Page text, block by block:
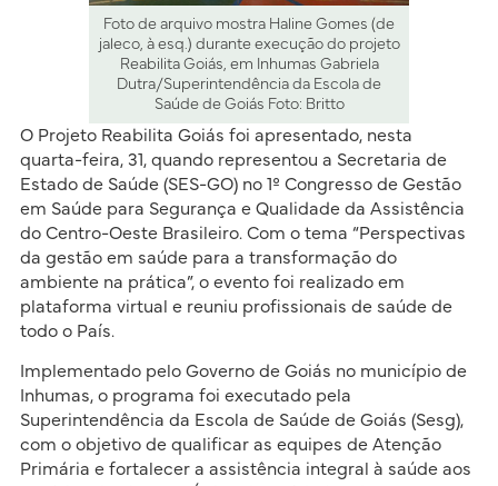
Foto de arquivo mostra Haline Gomes (de
jaleco, à esq.) durante execução do projeto
Reabilita Goiás, em Inhumas Gabriela
Dutra/Superintendência da Escola de
Saúde de Goiás Foto: Britto
O Projeto Reabilita Goiás foi apresentado, nesta
quarta-feira, 31, quando representou a Secretaria de
Estado de Saúde (SES-GO) no 1º Congresso de Gestão
em Saúde para Segurança e Qualidade da Assistência
do Centro-Oeste Brasileiro. Com o tema “Perspectivas
da gestão em saúde para a transformação do
ambiente na prática”, o evento foi realizado em
plataforma virtual e reuniu profissionais de saúde de
todo o País.
Implementado pelo Governo de Goiás no município de
Inhumas, o programa foi executado pela
Superintendência da Escola de Saúde de Goiás (Sesg),
com o objetivo de qualificar as equipes de Atenção
Primária e fortalecer a assistência integral à saúde aos